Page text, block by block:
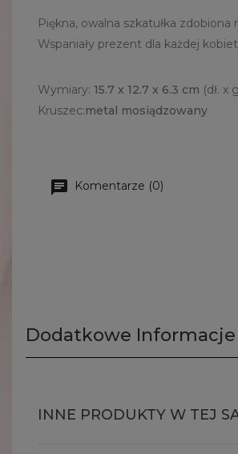
Piękna, owalna szkatułka
Wspaniały prezent dla każdej
Wymiary: 15.7 x 12.7 x 6.3 cm (dł. x
Kruszec:metal mosiądzowany
Komentarze (0)
Dodatkowe Informacje
INNE PRODUKTY W TEJ